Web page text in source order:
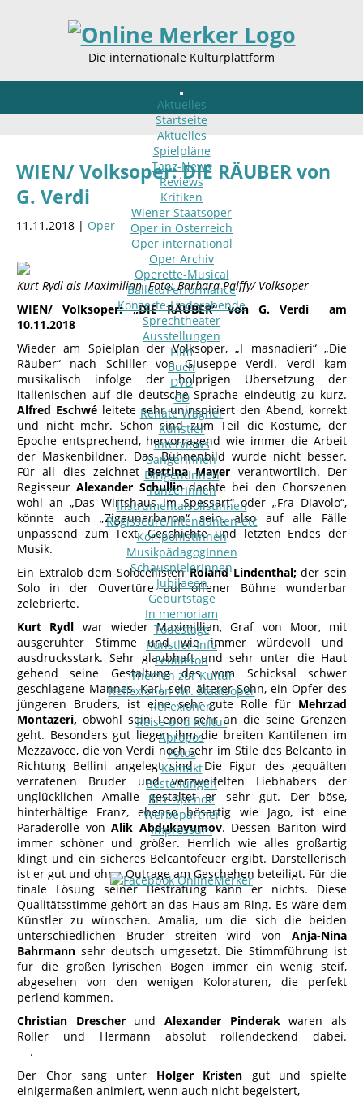
Die internationale Kulturplattform
Aktuelles
Startseite
Aktuelles
Spielpläne
Tanz-News
Reviews
Kritiken
Wiener Staatsoper
Oper in Österreich
Oper international
Oper Archiv
Operette-Musical
Ballett/Performance
Konzerte-Liederabende
Sprechtheater
Ausstellungen
Film
Buch
DVD
CD
Renate Wagner
Künstler
Interviews
SängerInnen
DirigentInnen
TänzerInnen
InstrumentalsolistInnen
Regisseure/Intendanten-etc
KomponistInnen
MusikpädagogInnen
SchauspielerInnen
Jubilaeen
Geburtstage
In memoriam
Todestage
Künstler-Info
Feuilleton
Themen zur Kultur
Reflexionen Wr. Staatsoper
Reflexionen
Reise und Kultur
Apropos
Fotos
Kontakt
Bestellungen
Ihre Spende
Werbepartner
Impressum
WIEN/ Volksoper: DIE RÄUBER von
G. Verdi
11.11.2018 | Oper
Kurt Rydl als Maximilian. Foto: Barbara Palffy/ Volksoper
WIEN/ Volksoper: „DIE RÄUBER“ von G. Verdi am
10.11.2018
Wieder am Spielplan der Volksoper, „I masnadieri“ „Die
Räuber“ nach Schiller von Giuseppe Verdi. Verdi kam
musikalisch infolge der holprigen Übersetzung der
italienischen auf die deutsche Sprache eindeutig zu kurz.
Alfred Eschwé leitete sehr uninspiriert den Abend, korrekt
und nicht mehr. Schön sind zum Teil die Kostüme, der
Epoche entsprechend, hervorragend wie immer die Arbeit
der Maskenbildner. Das Bühnenbild wurde nicht besser.
Für all dies zeichnetBettina Mayer verantwortlich. Der
RegisseurAlexander Schullindachte bei den Chorszenen
wohl an „Das Wirtshaus im Spessart“ oder „Fra Diavolo“,
könnte auch „Zigeunerbaron“ sein, also auf alle Fälle
unpassend zum Text, Geschichte und letzten Endes der
Musik.
Ein Extralob dem SolocellistenRoland Lindenthal;der sein
Solo in der Ouvertüre auf offener Bühne wunderbar
zelebrierte.
Kurt Rydl war wieder Maximillian, Graf von Moor, mit
ausgeruhter Stimme und wie immer würdevoll und
ausdrucksstark. Sehr glaubhaft und sehr unter die Haut
gehend seine Gestaltung des vom Schicksal schwer
geschlagene Mannes. Karl, sein älterer Sohn, ein Opfer des
jüngeren Bruders, ist eine sehr gute Rolle für Mehrzad
Montazeri, obwohl sein Tenor sehr an die seine Grenzen
geht. Besonders gut liegen ihm die breiten Kantilenen im
Mezzavoce, die von Verdi noch sehr im Stile des Belcanto in
Richtung Bellini angelegt sind. Die Figur des gequälten
verratenen Bruder und verzweifelten Liebhabers der
unglücklichen Amalie gestaltet er sehr gut. Der böse,
hinterhältige Franz, ebenso bösartig wie Jago, ist eine
Paraderolle von Alik Abdukayumov. Dessen Bariton wird
immer schöner und größer. Herrlich wie alles großartig
klingt und ein sicheres Belcantofeuer ergibt. Darstellerisch
ist er gut und ohne Outrage am Geschehen beteiligt. Für die
finale Lösung seiner Bestrafung kann er nichts. Diese
Qualitätsstimme gehört an das Haus am Ring. Es wäre dem
Künstler zu wünschen. Amalia, um die sich die beiden
unterschiedlichen Brüder streiten wird von Anja-Nina
Bahrmann sehr deutsch umgesetzt. Die Stimmführung ist
für die großen lyrischen Bögen immer ein wenig steif,
abgesehen von den wenigen Koloraturen, die perfekt
perlend kommen.
Christian DrescherundAlexander Pinderakwaren als
Roller und Hermann absolut rollendeckend dabei.
.
Der Chor sang unter Holger Kristen gut und spielte
einigermaßen animiert, wenn auch nicht begeistert,